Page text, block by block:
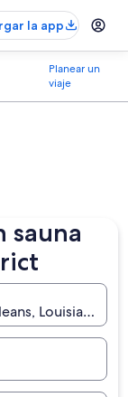
la app
Planear un
viaje
sauna
Louisiana,